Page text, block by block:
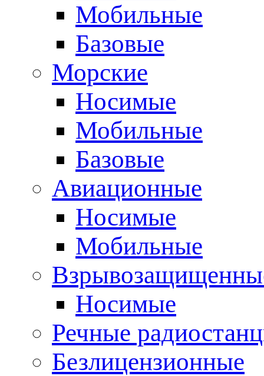
Мобильные
Базовые
Морские
Носимые
Мобильные
Базовые
Авиационные
Носимые
Мобильные
Носимые
Речные
Безлицензионные